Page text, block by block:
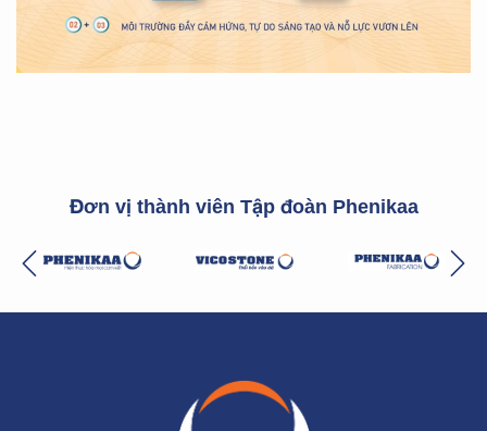
Đơn vị thành viên Tập đoàn Phenikaa